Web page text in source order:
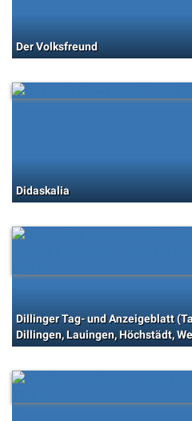
Der Volksfreund
Didaskalia
Dillinger Tag- und Anzeigeblatt
Dillingen, Lauingen, Höchstädt,